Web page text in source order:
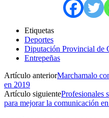
Etiquetas
Deportes
Diputación Provincial de
Entrepeñas
Artículo anteriorMarchamalo
en 2019
Artículo siguienteProfesionales
para mejorar la comunicación